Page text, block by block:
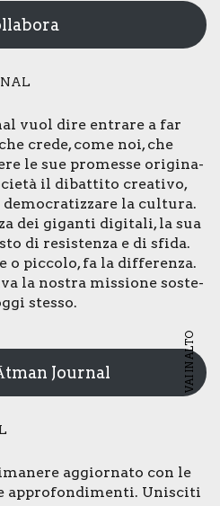
vuol dire entra­re a far
cre­de, come noi, che
le sue pro­mes­se ori­gi­na­
il dibat­ti­to crea­ti­vo,
la cul­tu­ra.
dei gigan­ti digi­ta­li, la sua
di resi­sten­za e di sfi­da.
o pic­co­lo, fa la dif­fe­ren­za.
la nostra mis­sio­ne soste­
stes­so.
Journal
aggior­na­to con le
appro­fon­di­men­ti. Uni­sci­ti
VAI IN ALTO